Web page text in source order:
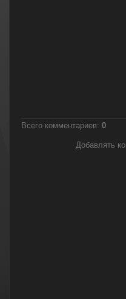
Всего комментариев: 0
Добавлять